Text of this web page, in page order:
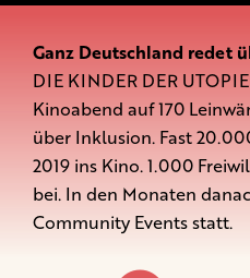
Ganz Deutschland redet
DIE KINDER DER
Kinoabend auf 170
über Inklusion. Fast
2019 ins Kino. 1.000
bei. In den Monaten
Community Events statt.